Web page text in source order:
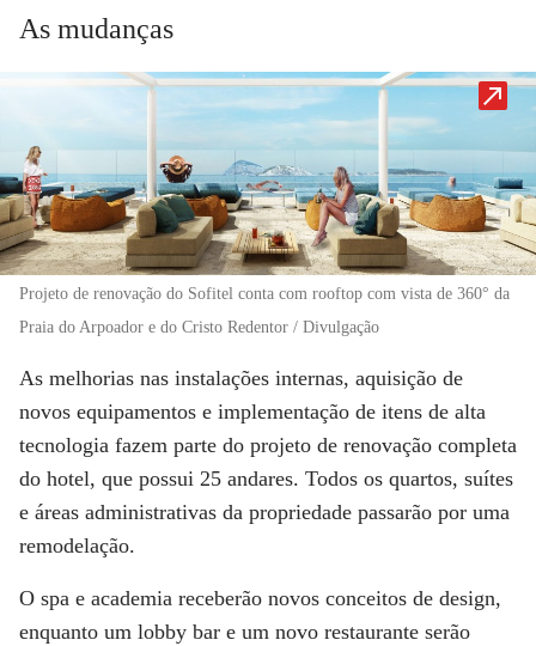
As mudanças
Projeto de renovação do Sofitel conta com rooftop com vista de 360° da
Praia do Arpoador e do Cristo Redentor / Divulgação
As melhorias nas instalações internas, aquisição de
novos equipamentos e implementação de itens de alta
tecnologia fazem parte do projeto de renovação completa
do hotel, que possui 25 andares. Todos os quartos, suítes
e áreas administrativas da propriedade passarão por uma
remodelação.
O spa e academia receberão novos conceitos de design,
enquanto um lobby bar e um novo restaurante serão